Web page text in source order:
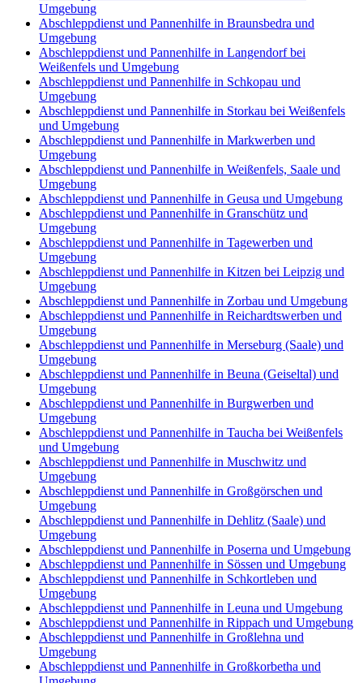
Umgebung
Abschleppdienst und Pannenhilfe in Braunsbedra und
Umgebung
Abschleppdienst und Pannenhilfe in Langendorf bei
Weißenfels und Umgebung
Abschleppdienst und Pannenhilfe in Schkopau und
Umgebung
Abschleppdienst und Pannenhilfe in Storkau bei Weißenfels
und Umgebung
Abschleppdienst und Pannenhilfe in Markwerben und
Umgebung
Abschleppdienst und Pannenhilfe in Weißenfels, Saale und
Umgebung
Abschleppdienst und Pannenhilfe in Geusa und Umgebung
Abschleppdienst und Pannenhilfe in Granschütz und
Umgebung
Abschleppdienst und Pannenhilfe in Tagewerben und
Umgebung
Abschleppdienst und Pannenhilfe in Kitzen bei Leipzig und
Umgebung
Abschleppdienst und Pannenhilfe in Zorbau und Umgebung
Abschleppdienst und Pannenhilfe in Reichardtswerben und
Umgebung
Abschleppdienst und Pannenhilfe in Merseburg (Saale) und
Umgebung
Abschleppdienst und Pannenhilfe in Beuna (Geiseltal) und
Umgebung
Abschleppdienst und Pannenhilfe in Burgwerben und
Umgebung
Abschleppdienst und Pannenhilfe in Taucha bei Weißenfels
und Umgebung
Abschleppdienst und Pannenhilfe in Muschwitz und
Umgebung
Abschleppdienst und Pannenhilfe in Großgörschen und
Umgebung
Abschleppdienst und Pannenhilfe in Dehlitz (Saale) und
Umgebung
Abschleppdienst und Pannenhilfe in Poserna und Umgebung
Abschleppdienst und Pannenhilfe in Sössen und Umgebung
Abschleppdienst und Pannenhilfe in Schkortleben und
Umgebung
Abschleppdienst und Pannenhilfe in Leuna und Umgebung
Abschleppdienst und Pannenhilfe in Rippach und Umgebung
Abschleppdienst und Pannenhilfe in Großlehna und
Umgebung
Abschleppdienst und Pannenhilfe in Großkorbetha und